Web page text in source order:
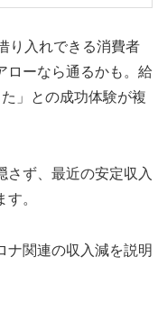
り入れできる消費者
ローなら通るかも。給
」との成功体験が複
さず、最近の安定収入
。
ナ関連の収入減を説明